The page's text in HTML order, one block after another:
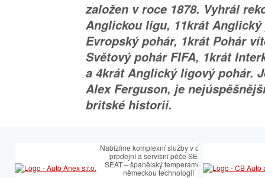
založen v roce 1878. Vyhrál
Anglickou ligu, 11krát Anglický
Evropský pohár, 1krát Pohár
Světový pohár FIFA, 1krát
a 4krát Anglický ligový pohár.
Alex Ferguson, je
britské historii.
Nabízíme komplexní služby v oblasti
prodejní a servisní péče SEAT.
SEAT – španělský temperament s
německou technologií